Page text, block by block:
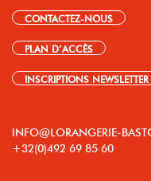
CONTACTEZ-NOUS
PLAN D’ACCÈS
INSCRIPTIONS NEWSLETTER
INFO@LORANGERIE-
+32(0)492 69 85 60